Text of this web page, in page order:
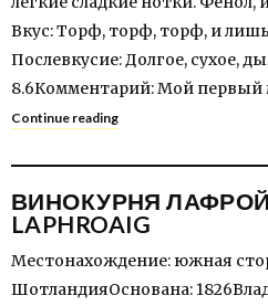
Вкус: Торф, торф, торф, и
Послевкусие: Долгое, сухое,
8.6Комментарий: Мой первый
Continue reading
ВИНОКУРНЯ
LAPHROAIG
Местонахождение: южная
ШотландияОснована: